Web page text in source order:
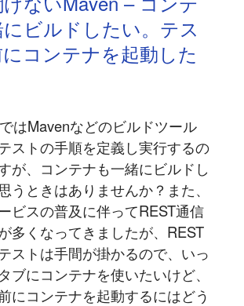
ビルドしたい。テス
にコンテナを起動した
はMavenなどのビルドツール
ストの手順を定義し実行するの
が、コンテナも一緒にビルドし
うときはありませんか？また、
ビスの普及に伴ってREST通信
多くなってきましたが、REST
ストは手間が掛かるので、いっ
ブにコンテナを使いたいけど、
にコンテナを起動するにはどう